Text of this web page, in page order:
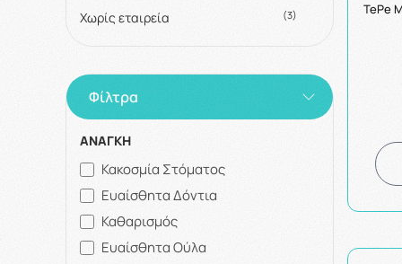
Χωρίς εταιρεία (3)
Φίλτρα
ΑΝΑΓΚΗ
Κακοσμία Στόματος
Ευαίσθητα Δόντια
Καθαρισμός
Ευαίσθητα Ούλα
TePe